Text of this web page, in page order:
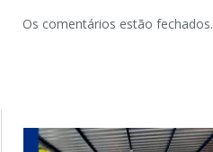
Os comentários estão fechados.